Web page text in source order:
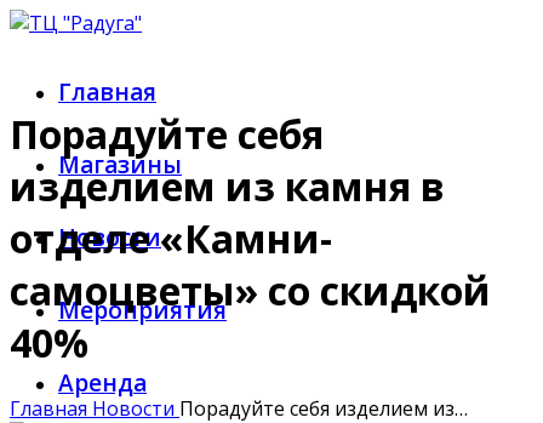
Главная
Магазины
Новости
Мероприятия
Аренда
Порадуйте себя
изделием из камня в
отделе «Камни-
самоцветы» со скидкой
40%
Главная Новости Порадуйте себя изделием из…